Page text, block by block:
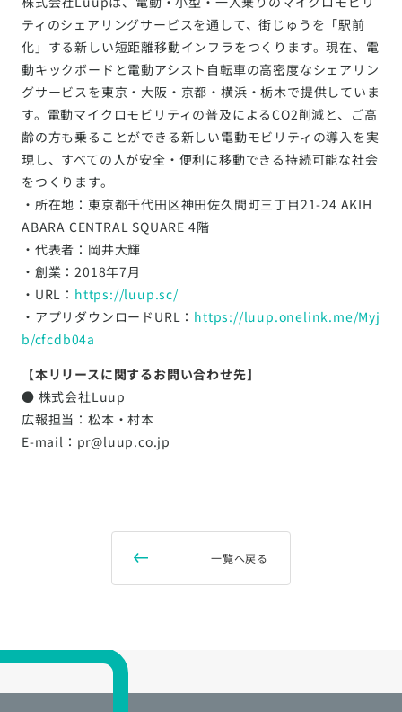
ティのシェアリングサービスを通して、街じゅうを「駅前
化」する新しい短距離移動インフラをつくります。現在、電
動キックボードと電動アシスト自転車の高密度なシェアリン
グサービスを東京・大阪・京都・横浜・栃木で提供していま
す。電動マイクロモビリティの普及によるCO2削減と、ご高
齢の方も乗ることができる新しい電動モビリティの導入を実
現し、すべての人が安全・便利に移動できる持続可能な社会
をつくります。
・所在地：東京都千代田区神田佐久間町三丁目21-24 AKIH
ABARA CENTRAL SQUARE 4階
・代表者：岡井大輝
・創業：2018年7月
・URL： https://luup.sc/
・アプリダウンロードURL： https://luup.onelink.me/Myj
b/cfcdb04a
【本リリースに関するお問い合わせ先】
● 株式会社Luup
広報担当：松本・村本
E-mail：pr@luup.co.jp
一覧へ戻る